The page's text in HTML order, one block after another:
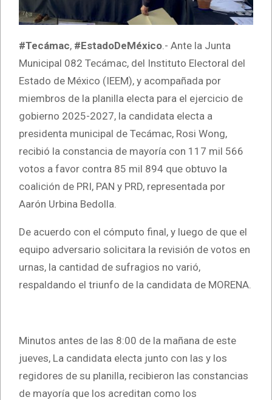
#Tecámac, #EstadoDeMéxico .- Ante la Junta
Municipal 082 Tecámac, del Instituto Electoral del
Estado de México (IEEM), y acompañada por
miembros de la planilla electa para el ejercicio de
gobierno 2025-2027, la candidata electa a
presidenta municipal de Tecámac, Rosi Wong,
recibió la constancia de mayoría con 117 mil 566
votos a favor contra 85 mil 894 que obtuvo la
coalición de PRI, PAN y PRD, representada por
Aarón Urbina Bedolla.
De acuerdo con el cómputo final, y luego de que el
equipo adversario solicitara la revisión de votos en
urnas, la cantidad de sufragios no varió,
respaldando el triunfo de la candidata de MORENA.
Minutos antes de las 8:00 de la mañana de este
jueves, La candidata electa junto con las y los
regidores de su planilla, recibieron las constancias
de mayoría que los acreditan como los